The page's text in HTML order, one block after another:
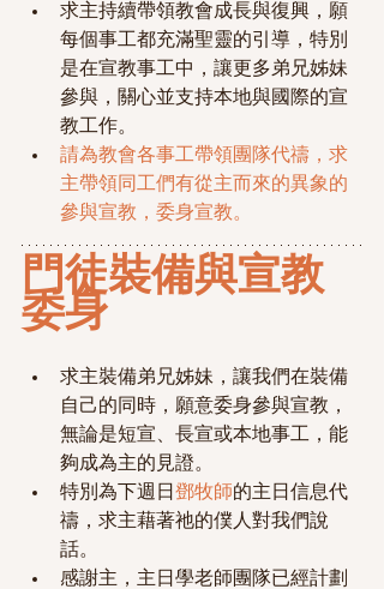
求主持續帶領教會成長與復興，願
每個事工都充滿聖靈的引導，特別
是在宣教事工中，讓更多弟兄姊妹
參與，關心並支持本地與國際的宣
教工作。
請為教會各事工帶領團隊代禱，求
主帶領同工們有從主而來的異象的
參與宣教，委身宣教。
門徒裝備與宣教
委身
求主裝備弟兄姊妹，讓我們在裝備
自己的同時，願意委身參與宣教，
無論是短宣、長宣或本地事工，能
夠成為主的見證。
特別為下週日 鄧牧師的主日信息代
禱，求主藉著祂的僕人對我們說
話。
感謝主，主日學老師團隊已經計劃